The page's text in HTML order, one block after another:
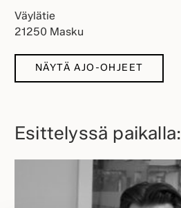
Väylätie
21250 Masku
NÄYTÄ AJO-OHJEET
Esittelyssä paikalla: